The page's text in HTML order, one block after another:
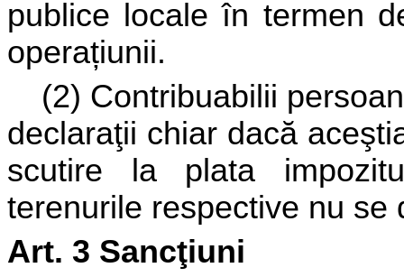
publice locale în termen
operațiunii.
(2) Contribuabilii
declaraţii chiar dacă
scutire la plata
terenurile respective nu se
Art. 3 Sancţiuni